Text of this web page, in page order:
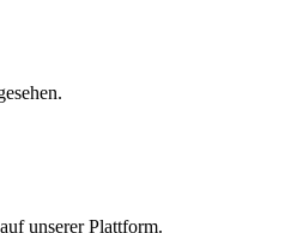
unserer Plattform.